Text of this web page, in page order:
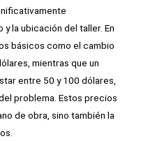
la ubicación del taller. En
básicos como el cambio
mientras que un
entre 50 y 100 dólares,
problema. Estos precios
de obra, sino también la